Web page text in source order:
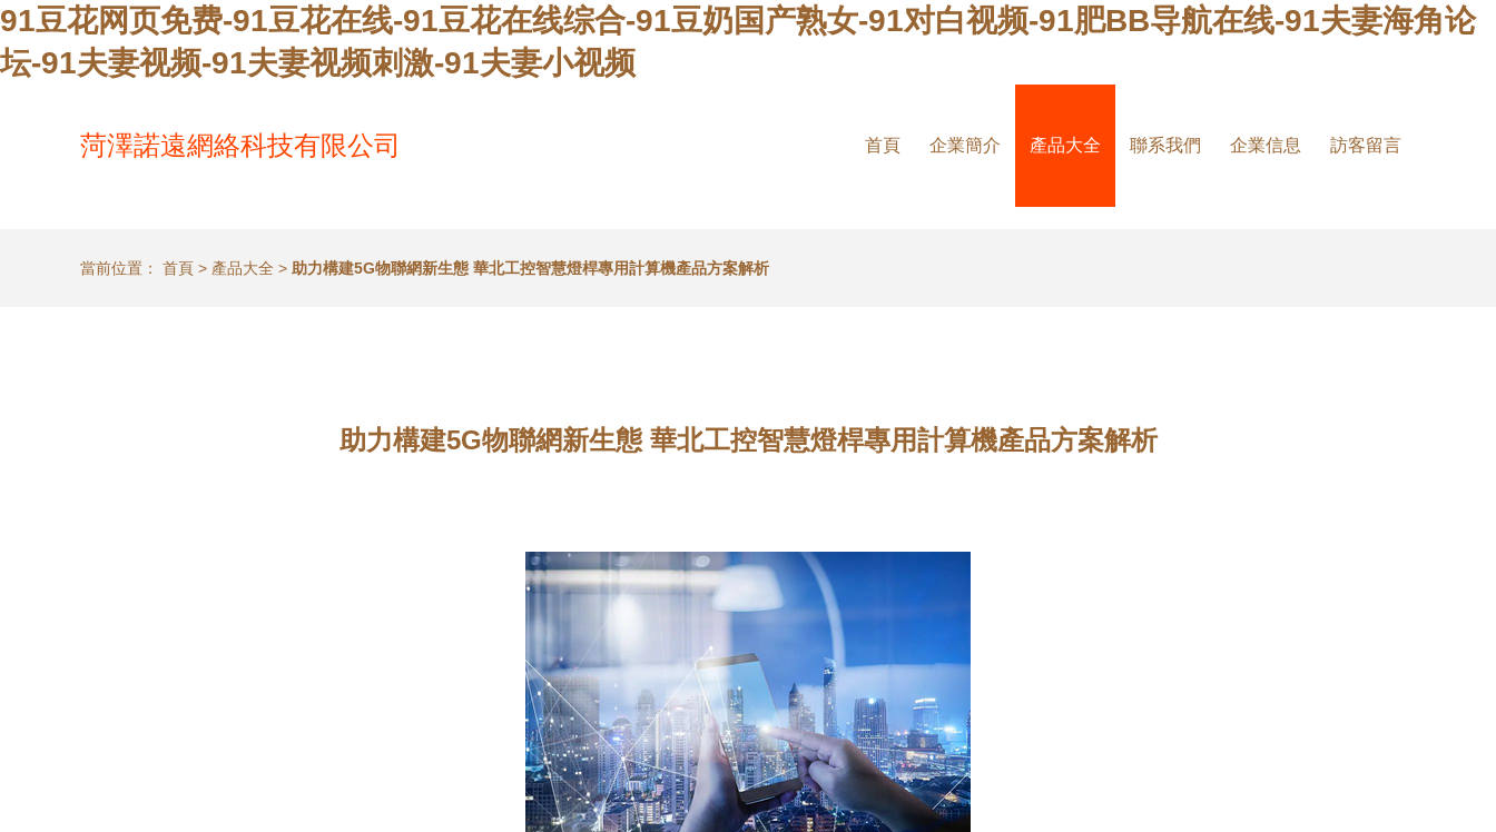
91豆花网页免费-91豆花在线-91豆花在线综合-91豆奶国产熟女-91对白视频-91肥BB导航在线-91夫妻海角论
坛-91夫妻视频-91夫妻视频刺激-91夫妻小视频
菏澤諾遠網絡科技有限公司 首頁 企業簡介 產品大全 聯系我們 企業信息 訪客留言
當前位置： 首頁 > 產品大全 > 助力構建5G物聯網新生態 華北工控智慧燈桿專用計算機產品方案解析
助力構建5G物聯網新生態 華北工控智慧燈桿專用計算機產品方案解析